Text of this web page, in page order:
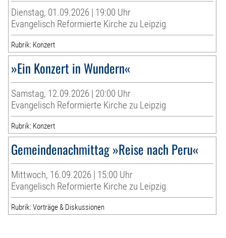
Dienstag, 01.09.2026 | 19:00 Uhr
Evangelisch Reformierte Kirche zu Leipzig
Rubrik: Konzert
»Ein Konzert in Wundern«
Samstag, 12.09.2026 | 20:00 Uhr
Evangelisch Reformierte Kirche zu Leipzig
Rubrik: Konzert
Gemeindenachmittag »Reise nach Peru«
Mittwoch, 16.09.2026 | 15:00 Uhr
Evangelisch Reformierte Kirche zu Leipzig
Rubrik: Vorträge & Diskussionen